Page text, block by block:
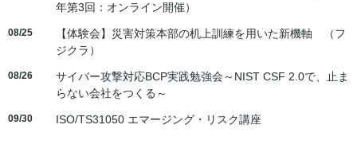
年第3回：オンライン開催）
08/25
【体験会】災害対策本部の机上訓練を用いた新機軸 （フ
ジクラ）
08/26
サイバー攻撃対応BCP実践勉強会～NIST CSF 2.0で、止ま
らない会社をつくる～
09/30 ISO/TS31050 エマージング・リスク講座